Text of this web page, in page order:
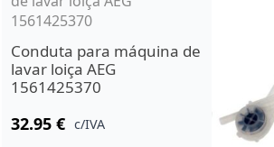
Conduta para máquina de
lavar loiça AEG
1561425370
32.95 € c/IVA